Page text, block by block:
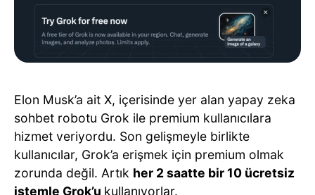
Elon Musk’a ait X, içerisinde yer alan yapay zeka
sohbet robotu Grok ile premium kullanıcılara
hizmet veriyordu. Son gelişmeyle birlikte
kullanıcılar, Grok’a erişmek için premium olmak
zorunda değil. Artık her 2 saatte bir 10 ücretsiz
istemle Grok’u kullanıyorlar.